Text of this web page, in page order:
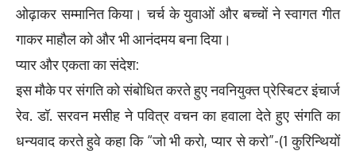
ओढ़ाकर सम्मानित किया। चर्च के युवाओं और बच्चों ने स्वागत गीत
गाकर माहौल को और भी आनंदमय बना दिया।
प्यार और एकता का संदेश:
इस मौके पर संगति को संबोधित करते हुए नवनियुक्त प्रेस्बिटर इंचार्ज
रेव. डॉ. सरवन मसीह ने पवित्र वचन का हवाला देते हुए संगति का
धन्यवाद करते हुवे कहा कि “जो भी करो, प्यार से करो”-(1 कुरिन्थियों